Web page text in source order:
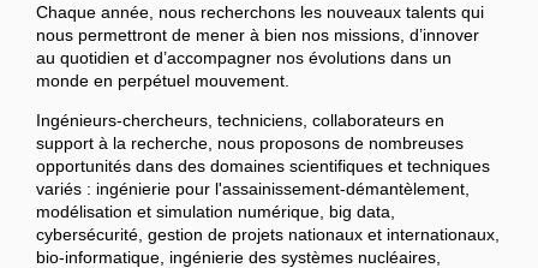
Chaque année, nous recherchons les nouveaux talents qui
nous permettront de mener à bien nos missions, d’innover
au quotidien et d’accompagner nos évolutions dans un
monde en perpétuel mouvement.
Ingénieurs-chercheurs, techniciens, collaborateurs en
support à la recherche, nous proposons de nombreuses
opportunités dans des domaines scientifiques et techniques
variés : ingénierie pour l'assainissement-démantèlement,
modélisation et simulation numérique, big data,
cybersécurité, gestion de projets nationaux et internationaux,
bio-informatique, ingénierie des systèmes nucléaires,